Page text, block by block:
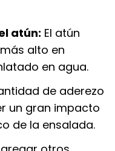
atún: El atún
alto en
en agua.
de aderezo
un gran impacto
de la ensalada.